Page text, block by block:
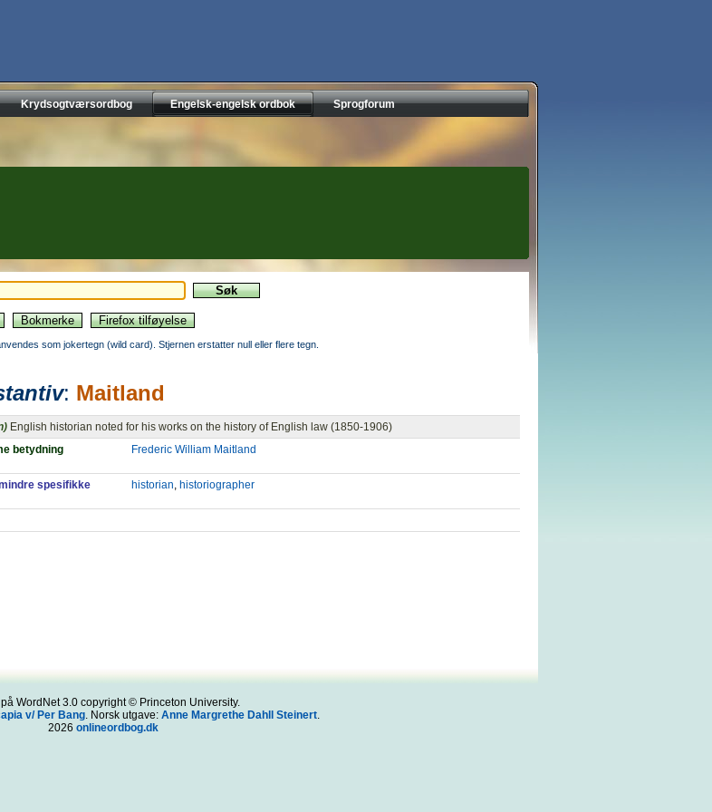
Krydsogtværsordbog Engelsk-engelsk ordbok Sprogforum
som jokertegn (wild card). Stjernen erstatter null eller flere tegn.
: Maitland
English historian noted for his works on the history of English law (1850-1906)
betydning
Frederic William Maitland
spesifikke
historian, historiographer
på WordNet 3.0 copyright © Princeton University.
v/ Per Bang. Norsk utgave: Anne Margrethe Dahll Steinert.
2026 onlineordbog.dk